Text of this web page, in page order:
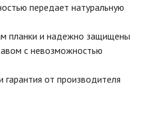
передает натуральную
планки и надежно защищены
с невозможностью
гарантия от производителя